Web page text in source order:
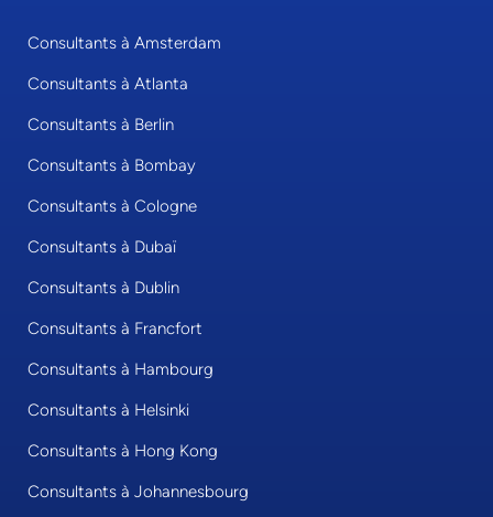
Consultants à Amsterdam
Consultants à Atlanta
Consultants à Berlin
Consultants à Bombay
Consultants à Cologne
Consultants à Dubaï
Consultants à Dublin
Consultants à Francfort
Consultants à Hambourg
Consultants à Helsinki
Consultants à Hong Kong
Consultants à Johannesbourg